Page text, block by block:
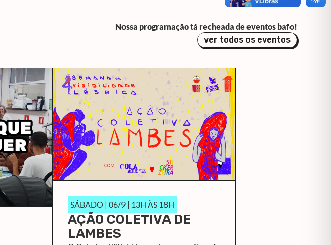
Nossa programação tá recheada de eventos bafo!
ver todos os eventos
SÁBADO | 06/9 | 13H ÀS 18H
AÇÃO COLETIVA DE
LAMBES